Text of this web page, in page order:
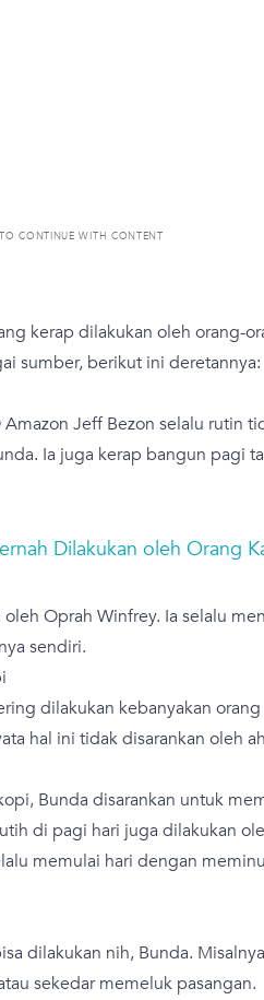
CONTINUE WITH CONTENT
kerap dilakukan oleh orang-
sumber, berikut ini deretannya:
Amazon Jeff Bezon selalu rutin
Ia juga kerap bangun pagi
Dilakukan oleh Orang
Oprah Winfrey. Ia selalu
sendiri.
dilakukan kebanyakan orang
hal ini tidak disarankan oleh
Bunda disarankan untuk
di pagi hari juga dilakukan
memulai hari dengan
dilakukan nih, Bunda.
sekedar memeluk pasangan.